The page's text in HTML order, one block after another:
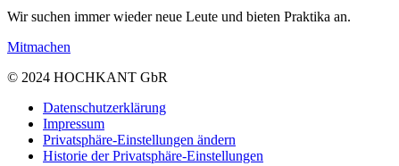
Wir suchen immer wieder neue Leute und bieten Praktika an.
Mitmachen
© 2024 HOCHKANT GbR
Datenschutzerklärung
Impressum
Privatsphäre-Einstellungen ändern
Historie der Privatsphäre-Einstellungen